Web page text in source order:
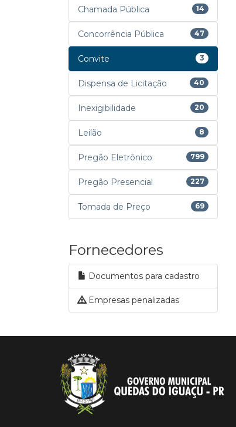
Chamada Pública 14
Concorrência Pública 47
Convite 3
Dispensa de Licitação 40
Inexigibilidade 20
Leilão 8
Pregão Eletrônico 799
Pregão Presencial 227
Tomada de Preço 69
Fornecedores
Documentos para cadastro
Empresas penalizadas